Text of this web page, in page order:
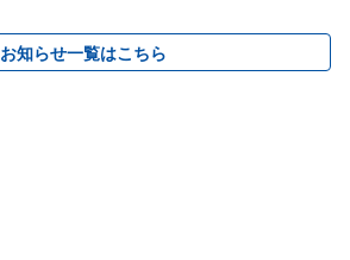
お知らせ一覧はこちら